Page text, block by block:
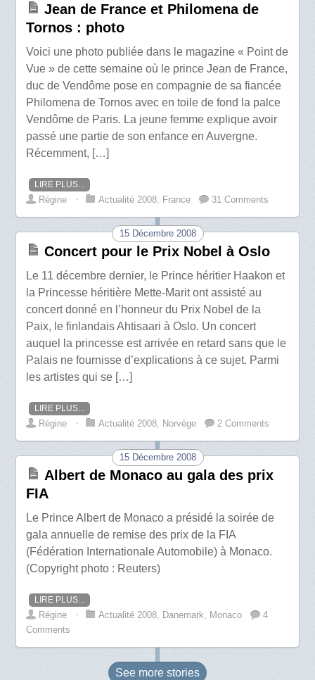
Jean de France et Philomena de
Tornos : photo
Voici une photo publiée dans le magazine « Point de
Vue » de cette semaine où le prince Jean de France,
duc de Vendôme pose en compagnie de sa fiancée
Philomena de Tornos avec en toile de fond la palce
Vendôme de Paris. La jeune femme explique avoir
passé une partie de son enfance en Auvergne.
Récemment, […]
LIRE PLUS...
Régine ⋅ Actualité 2008 France 31 Comments
15 Décembre 2008
Concert pour le Prix Nobel à Oslo
Le 11 décembre dernier, le Prince héritier Haakon et
la Princesse héritière Mette-Marit ont assisté au
concert donné en l’honneur du Prix Nobel de la
Paix, le finlandais Ahtisaari à Oslo. Un concert
auquel la princesse est arrivée en retard sans que le
Palais ne fournisse d’explications à ce sujet. Parmi
les artistes qui se […]
LIRE PLUS...
Régine ⋅ Actualité 2008 Norvège 2 Comments
15 Décembre 2008
Albert de Monaco au gala des prix
FIA
Le Prince Albert de Monaco a présidé la soirée de
gala annuelle de remise des prix de la FIA
(Fédération Internationale Automobile) à Monaco.
(Copyright photo : Reuters)
LIRE PLUS...
Régine ⋅ Actualité 2008, Danemark, Monaco
4
Comments
See more stories